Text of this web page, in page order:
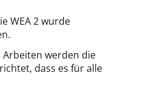
WEA 2 wurde
Arbeiten werden die
dass es für alle